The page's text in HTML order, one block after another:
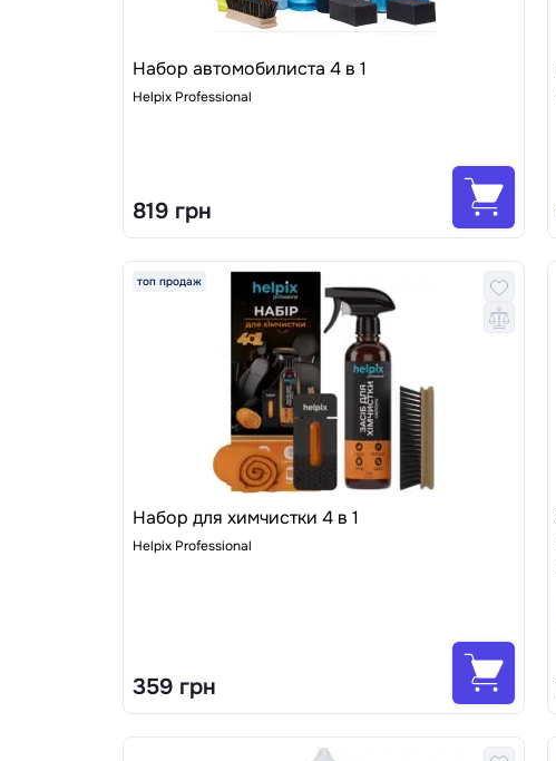
Набор автомобилиста 4 в 1
Helpix Professional
819 грн
топ продаж
Набор для химчистки 4 в 1
Helpix Professional
359 грн